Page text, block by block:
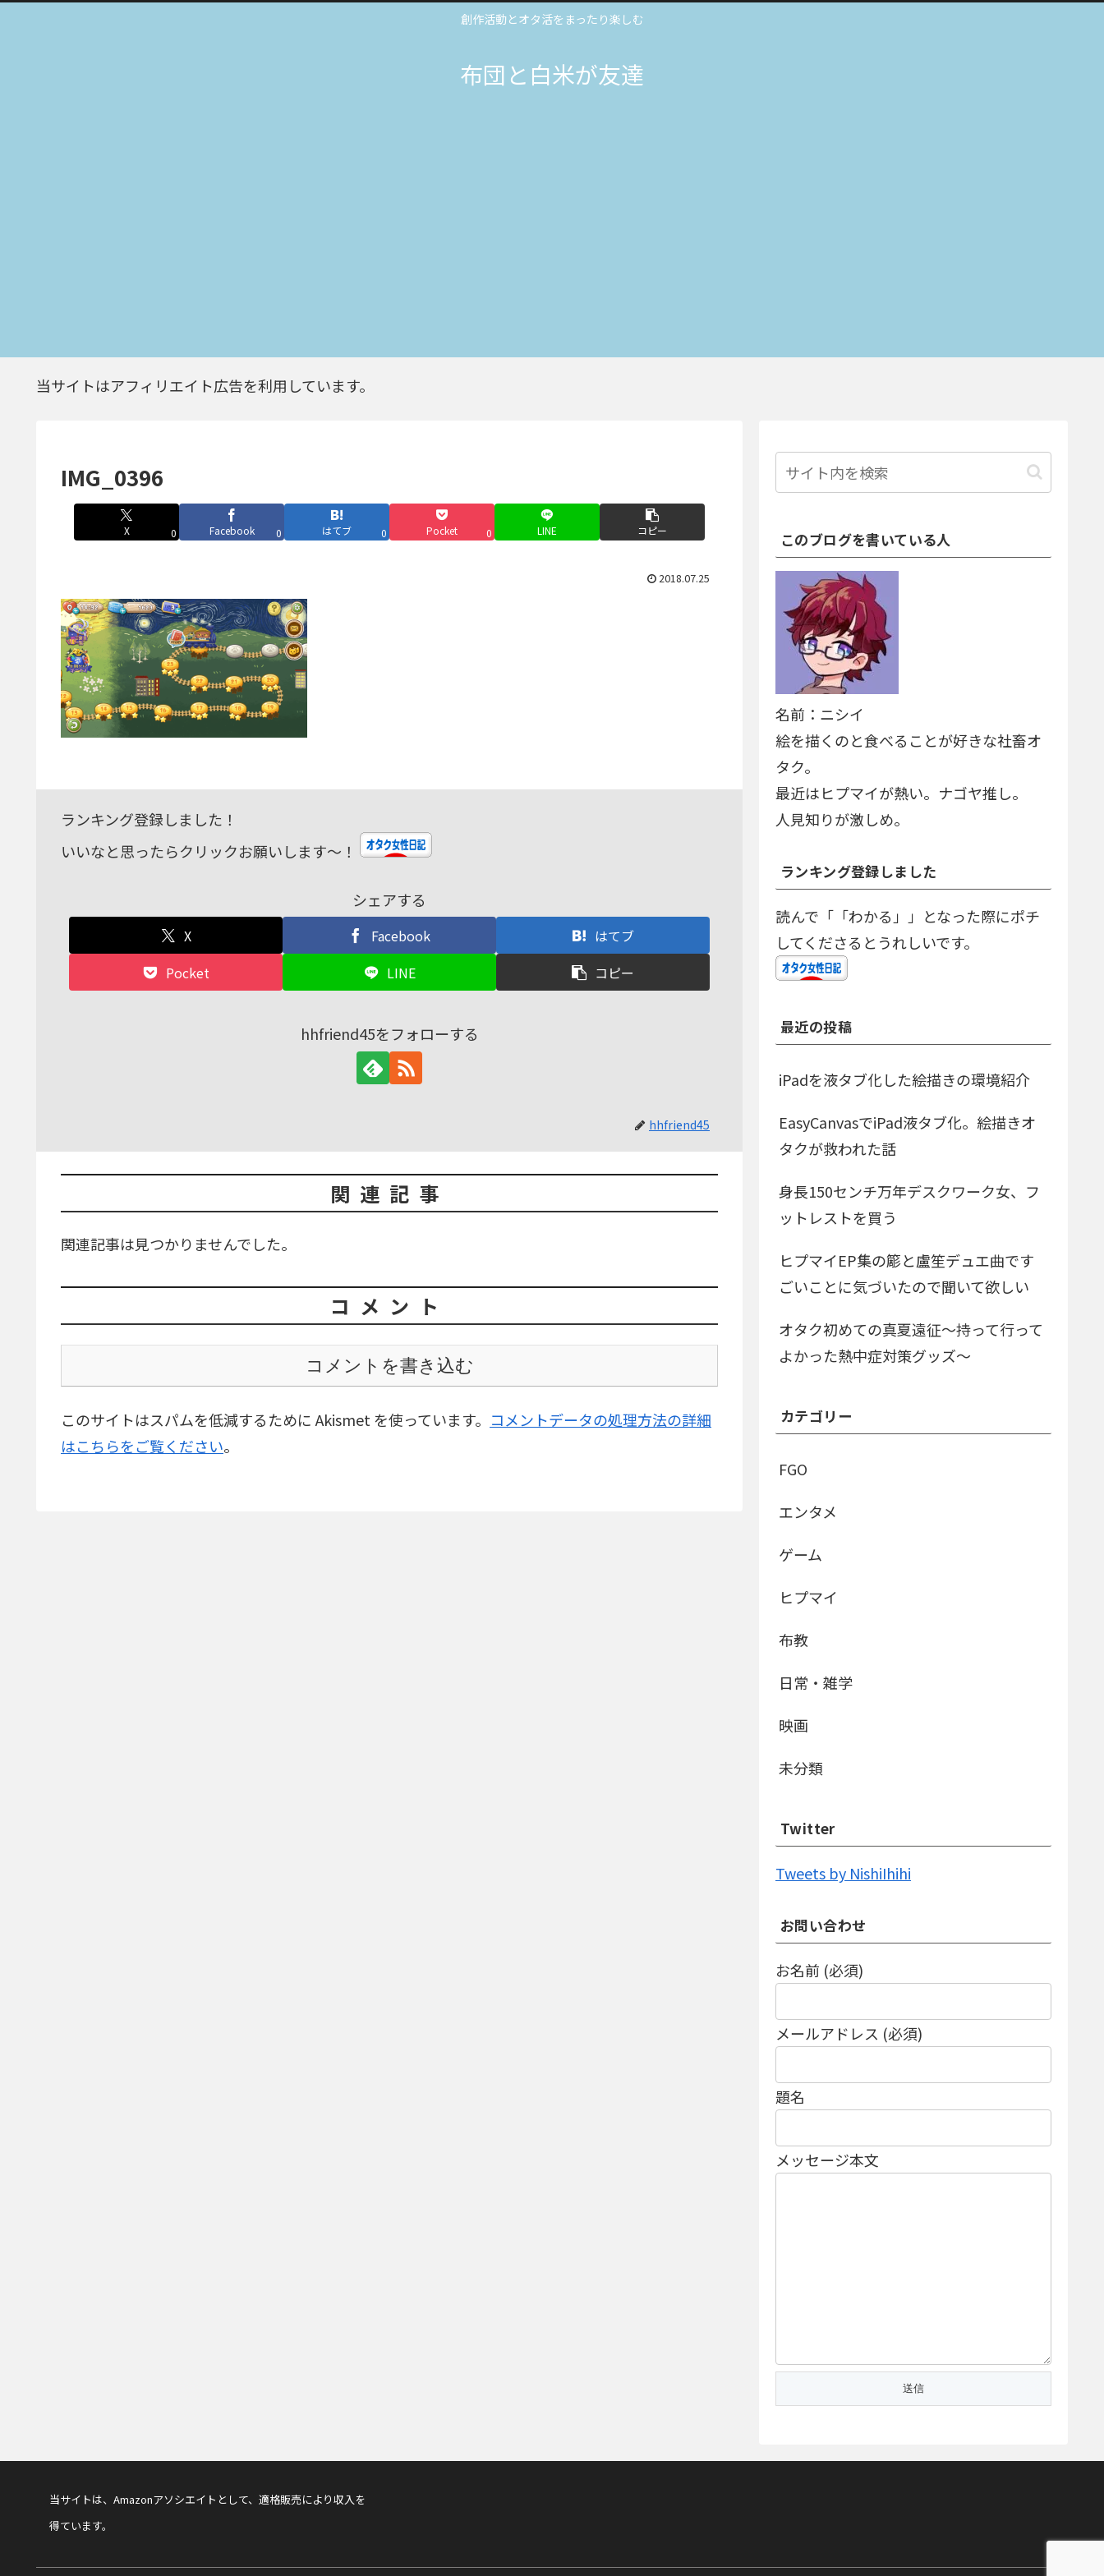
創作活動とオタ活をまったり楽しむ
布団と白米が友達
当サイトはアフィリエイト広告を利用しています。
IMG_0396
X 0 Facebook 0 はてブ 0 Pocket 0 LINE コピー
2018.07.25
ランキング登録しました！
いいなと思ったらクリックお願いします～！
シェアする
X Facebook
はてブ
Pocket
LINE コピー
hhfriend45をフォローする
hhfriend45
関連記事
関連記事は見つかりませんでした。
コメント
コメントを書き込む
このサイトはスパムを低減するために Akismet を使っています。 コメントデータの処理方法の詳細
はこちらをご覧ください。
このブログを書いている人
名前：ニシイ
絵を描くのと食べることが好きな社畜オ
タク。
最近はヒプマイが熱い。ナゴヤ推し。
人見知りが激しめ。
ランキング登録しました
読んで「「わかる」」となった際にポチ
してくださるとうれしいです。
最近の投稿
iPadを液タブ化した絵描きの環境紹介
EasyCanvasでiPad液タブ化。絵描きオ
タクが救われた話
身長150センチ万年デスクワーク女、フ
ットレストを買う
ヒプマイEP集の簓と盧笙デュエ曲です
ごいことに気づいたので聞いて欲しい
オタク初めての真夏遠征～持って行って
よかった熱中症対策グッズ～
カテゴリー
FGO
エンタメ
ゲーム
ヒプマイ
布教
日常・雑学
映画
未分類
Twitter
Tweets by NishiIhihi
お問い合わせ
お名前 (必須)
メールアドレス (必須)
題名
メッセージ本文
当サイトは、Amazonアソシエイトとして、適格販売により収入を
得ています。